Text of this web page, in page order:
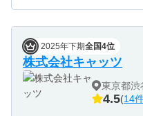
2025年下期全国4位
株式会社キャッツ
東京都渋
4.5(14